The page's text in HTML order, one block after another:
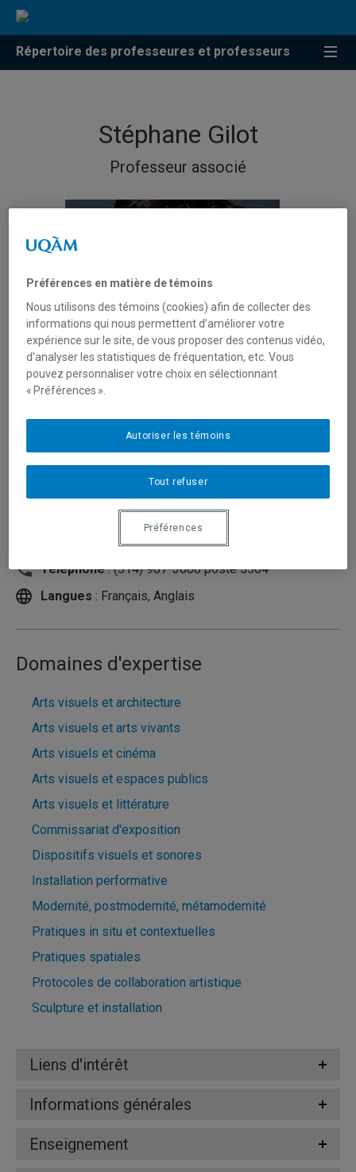
Répertoire des professeures et professeurs
Stéphane Gilot
Professeur associé
gilot.stephane@uqam.ca
Téléphone: (514) 987-3000 poste 5564
Langues : Français, Anglais
Domaines d'expertise
Arts visuels et architecture
Arts visuels et arts vivants
Arts visuels et cinéma
Arts visuels et espaces publics
Arts visuels et littérature
Commissariat d'exposition
Dispositifs visuels et sonores
Installation performative
Modernité, postmodernité, métamodernité
Pratiques in situ et contextuelles
Pratiques spatiales
Protocoles de collaboration artistique
Sculpture et installation
Liens d'intérêt
Informations générales
Enseignement
Préférences en matière de témoins
Nous utilisons des témoins (cookies) afin de collecter des
informations qui nous permettent d’améliorer votre
expérience sur le site, de vous proposer des contenus vidéo,
d’analyser les statistiques de fréquentation, etc. Vous
pouvez personnaliser votre choix en sélectionnant
« Préférences ».
Tout refuser
Autoriser les témoins
Préférences